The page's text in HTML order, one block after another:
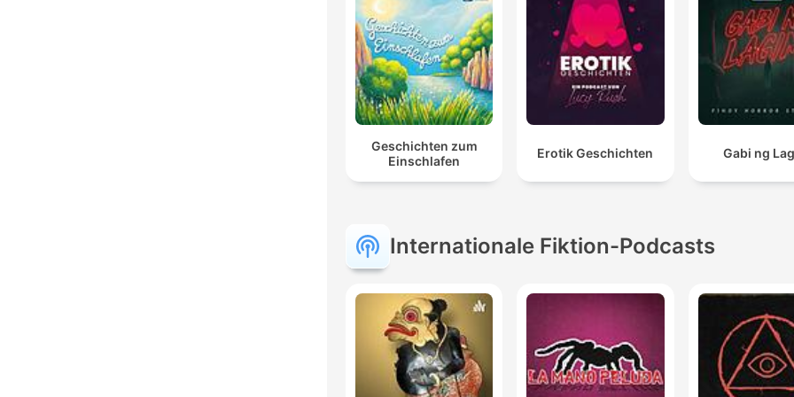
Geschichten zum
Einschlafen
Erotik Geschichten Gabi ng
Internationale Fiktion-Podcasts